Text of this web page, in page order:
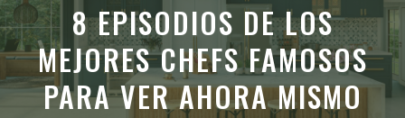
8 EPISODIOS DE LOS
MEJORES CHEFS FAMOSOS
PARA VER AHORA MISMO